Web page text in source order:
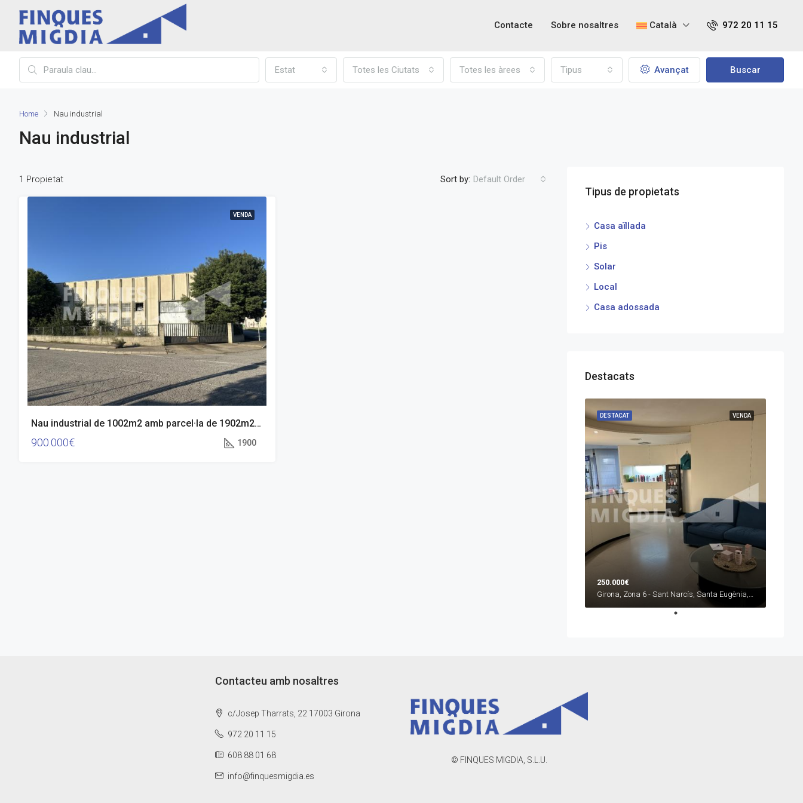
Contacte Sobre nosaltres Català 972 20 11 15
Estat Totes les Ciutats Totes les àrees Tipus Avançat Buscar
Home Nau industrial
Nau industrial
1 Propietat Sort by: Default Order
VENDA
Nau industrial de 1002m2 amb parcel·la de 1902m2 a Celrà, Girona
900.000€ 1900
Tipus de propietats
Casa aïllada
Pis
Solar
Local
Casa adossada
Destacats
VENDA
DESTACAT
250.000€
Girona, Zona 6 - Sant Narcís, Santa Eugènia, Can Gibert
Contacteu amb nosaltres
c/Josep Tharrats, 22 17003 Girona
972 20 11 15
608 88 01 68
info@finquesmigdia.es
© FINQUES MIGDIA, S.L.U.